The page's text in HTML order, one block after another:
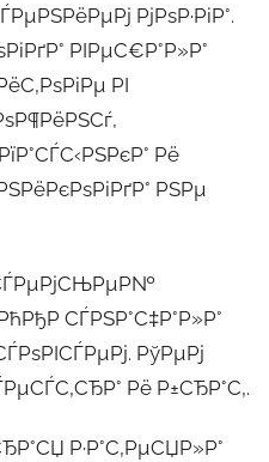
РјРѕР·РіР°.
РІРµС€Р°Р»Р°
РІ
Рё
РЅРµ
СЃРЅР°С‡Р°Р»Р°
РўРµРј
Рё Р±СЂР°С‚.
Р·Р°С‚РµСЏР»Р°